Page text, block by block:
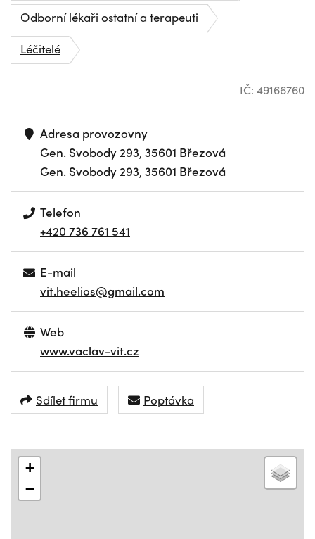
Odborní lékaři ostatní a terapeuti
Léčitelé
IČ: 49166760
Adresa provozovny
Gen. Svobody 293, 35601 Březová
Gen. Svobody 293, 35601 Březová
Telefon
+420 736 761 541
E-mail
vit.heelios@gmail.com
Web
www.vaclav-vit.cz
Sdílet firmu Poptávka
+
−